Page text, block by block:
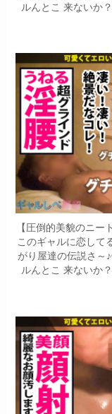
ルんとこ 来ないか
【圧倒的美貌のニ
このギャルに恋して
がり屋達の伝説さ～
ルんとこ 来ないか